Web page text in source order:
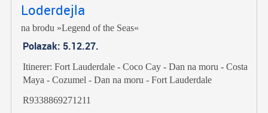
Loderdejla
na brodu »Legend of the Seas«
Polazak: 5.12.27.
Itinerer: Fort Lauderdale - Coco Cay - Dan na moru - Costa
Maya - Cozumel - Dan na moru - Fort Lauderdale
R9338869271211